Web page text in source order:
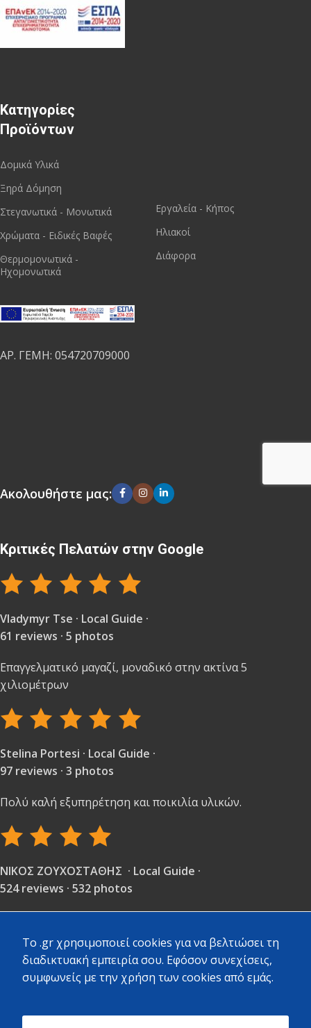
Κατηγορίες
Προϊόντων
Δομικά Υλικά
Ξηρά Δόμηση
Στεγανωτικά - Μονωτικά
Χρώματα - Ειδικές Βαφές
Θερμομονωτικά -
Ηχομονωτικά
ΑΡ. ΓΕΜΗ: 054720709000
Εργαλεία - Κήπος
Ηλιακοί
Διάφορα
Ακολουθήστε μας:
Κριτικές Πελατών στην Google
Vladymyr Tse · Local Guide ·
61 reviews · 5 photos
Επαγγελματικό μαγαζί, μοναδικό στην ακτίνα 5
χιλιομέτρων
Stelina Portesi · Local Guide ·
97 reviews · 3 photos
Πολύ καλή εξυπηρέτηση και ποικιλία υλικών.
ΝΙΚΟΣ ΖΟΥΧΟΣΤΑΘΗΣ · Local Guide ·
524 reviews · 532 photos
ποικιλία προϊόντων και καλές τιμές. Αρκετό προσωπικό
πρόσχαρο να σε εξυπηρετήσει.
Το προτιμούν όλοι στην γύρω περιοχή.
To .gr χρησιμοποιεί cookies για να βελτιώσει τη
διαδικτυακή εμπειρία σου. Εφόσον συνεχίσεις,
συμφωνείς με την χρήση των cookies από εμάς.